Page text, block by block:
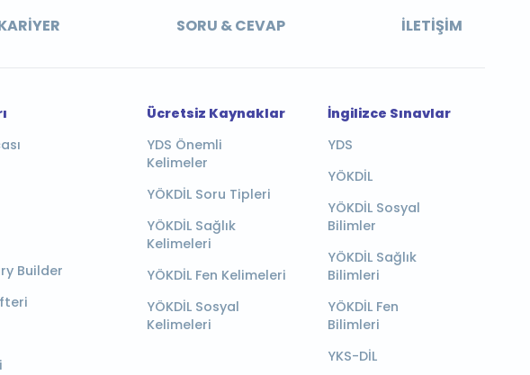
SORU & CEVAP İLETIŞIM
Builder
Ücretsiz Kaynaklar
YDS Önemli
Kelimeler
YÖKDİL Soru Tipleri
YÖKDİL Sağlık
Kelimeleri
YÖKDİL Fen Kelimeleri
YÖKDİL Sosyal
Kelimeleri
İngilizce Sınavlar
YDS
YÖKDİL
YÖKDİL Sosyal
Bilimler
YÖKDİL Sağlık
Bilimleri
YÖKDİL Fen
Bilimleri
YKS-DİL